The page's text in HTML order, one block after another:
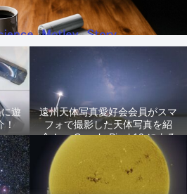
遊
遠州天体写真愛好会会員がスマ
フォで撮影した天体写真を紹
介！ -Google Pixel 10 による
星景写真-